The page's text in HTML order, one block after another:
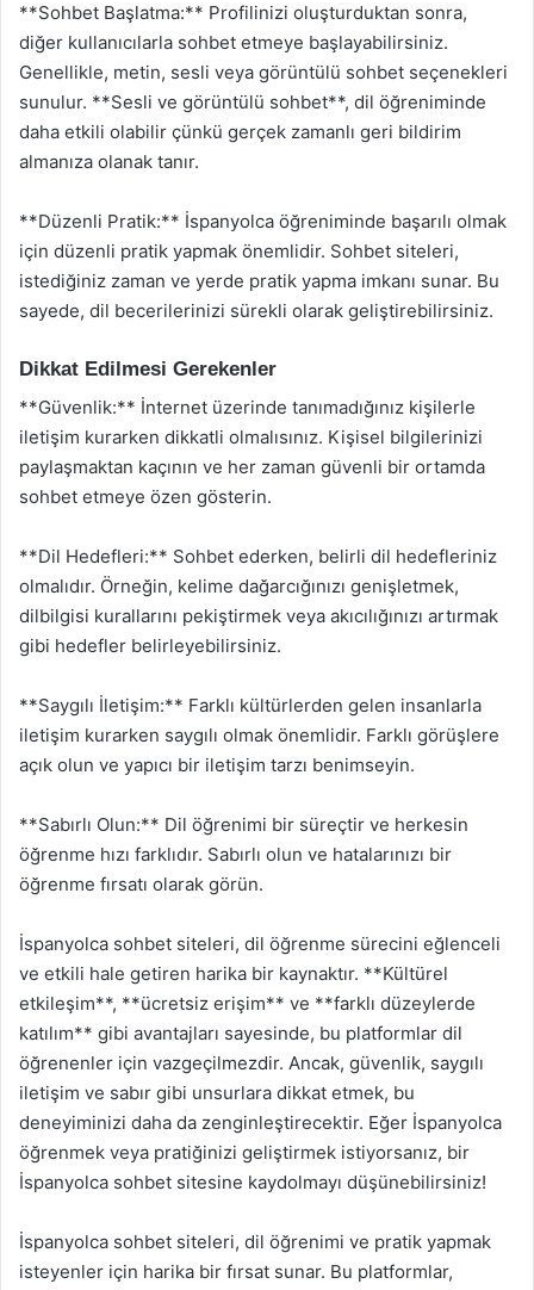
**Sohbet Başlatma:** Profilinizi oluşturduktan sonra,
diğer kullanıcılarla sohbet etmeye başlayabilirsiniz.
Genellikle, metin, sesli veya görüntülü sohbet seçenekleri
sunulur. **Sesli ve görüntülü sohbet**, dil öğreniminde
daha etkili olabilir çünkü gerçek zamanlı geri bildirim
almanıza olanak tanır.
**Düzenli Pratik:** İspanyolca öğreniminde başarılı olmak
için düzenli pratik yapmak önemlidir. Sohbet siteleri,
istediğiniz zaman ve yerde pratik yapma imkanı sunar. Bu
sayede, dil becerilerinizi sürekli olarak geliştirebilirsiniz.
Dikkat Edilmesi Gerekenler
**Güvenlik:** İnternet üzerinde tanımadığınız kişilerle
iletişim kurarken dikkatli olmalısınız. Kişisel bilgilerinizi
paylaşmaktan kaçının ve her zaman güvenli bir ortamda
sohbet etmeye özen gösterin.
**Dil Hedefleri:** Sohbet ederken, belirli dil hedefleriniz
olmalıdır. Örneğin, kelime dağarcığınızı genişletmek,
dilbilgisi kurallarını pekiştirmek veya akıcılığınızı artırmak
gibi hedefler belirleyebilirsiniz.
**Saygılı İletişim:** Farklı kültürlerden gelen insanlarla
iletişim kurarken saygılı olmak önemlidir. Farklı görüşlere
açık olun ve yapıcı bir iletişim tarzı benimseyin.
**Sabırlı Olun:** Dil öğrenimi bir süreçtir ve herkesin
öğrenme hızı farklıdır. Sabırlı olun ve hatalarınızı bir
öğrenme fırsatı olarak görün.
İspanyolca sohbet siteleri, dil öğrenme sürecini eğlenceli
ve etkili hale getiren harika bir kaynaktır. **Kültürel
etkileşim**, **ücretsiz erişim** ve **farklı düzeylerde
katılım** gibi avantajları sayesinde, bu platformlar dil
öğrenenler için vazgeçilmezdir. Ancak, güvenlik, saygılı
iletişim ve sabır gibi unsurlara dikkat etmek, bu
deneyiminizi daha da zenginleştirecektir. Eğer İspanyolca
öğrenmek veya pratiğinizi geliştirmek istiyorsanız, bir
İspanyolca sohbet sitesine kaydolmayı düşünebilirsiniz!
İspanyolca sohbet siteleri, dil öğrenimi ve pratik yapmak
isteyenler için harika bir fırsat sunar. Bu platformlar,